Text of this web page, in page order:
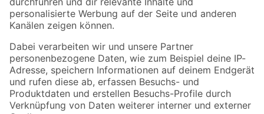
Folge uns
Zahlungsarten Versandarten